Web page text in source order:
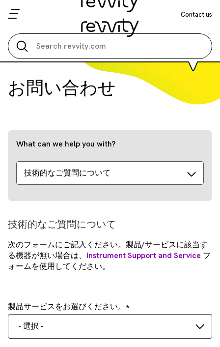
Contact us
お問い合わせ
What can we help you with?
技術的なご質問について
技術的なご質問について
次のフォームにご記入ください。製品/サービスに該当す
る機器が無い場合は、 Instrument Support and Service フ
ォームを使用してください。
製品サービスをお選びください。
- 選択 -